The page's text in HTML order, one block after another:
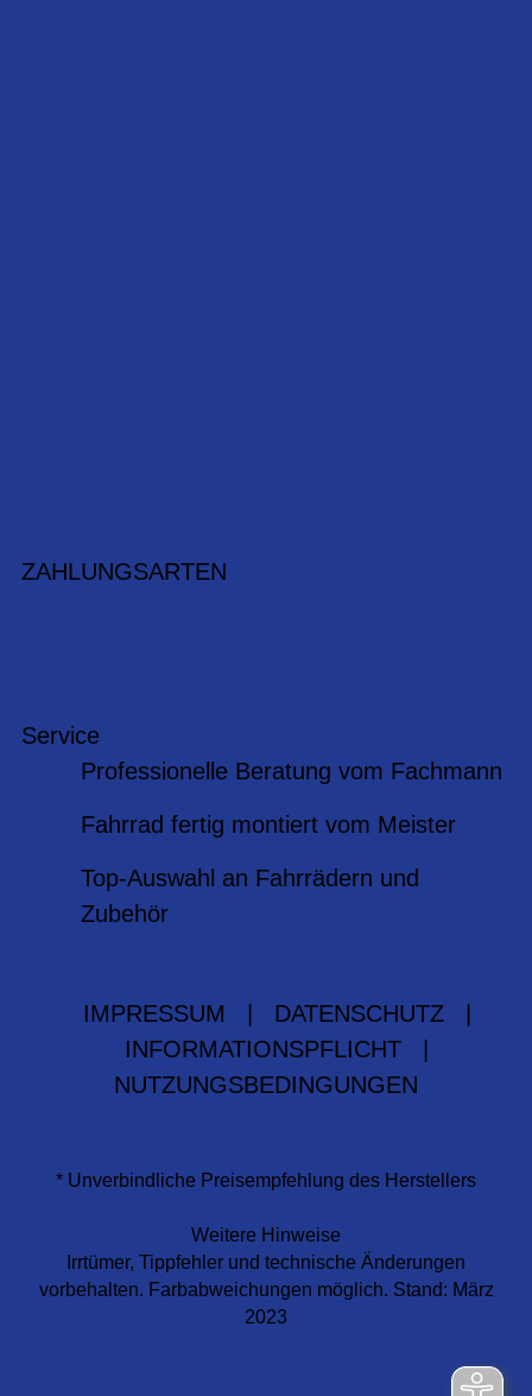
ZAHLUNGSARTEN
Service
Professionelle Beratung vom Fachmann
Fahrrad fertig montiert vom Meister
Top-Auswahl an Fahrrädern und
Zubehör
IMPRESSUM DATENSCHUTZ
INFORMATIONSPFLICHT
NUTZUNGSBEDINGUNGEN
* Unverbindliche Preisempfehlung des Herstellers
Weitere Hinweise
Irrtümer, Tippfehler und technische Änderungen
vorbehalten. Farbabweichungen möglich. Stand: März
2023